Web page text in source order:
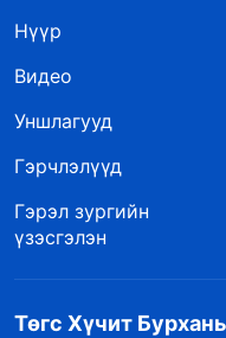
Нүүр
Видео
Уншлагууд
Гэрчлэлүүд
Гэрэл зургийн
үзэсгэлэн
Төгс Хүчит